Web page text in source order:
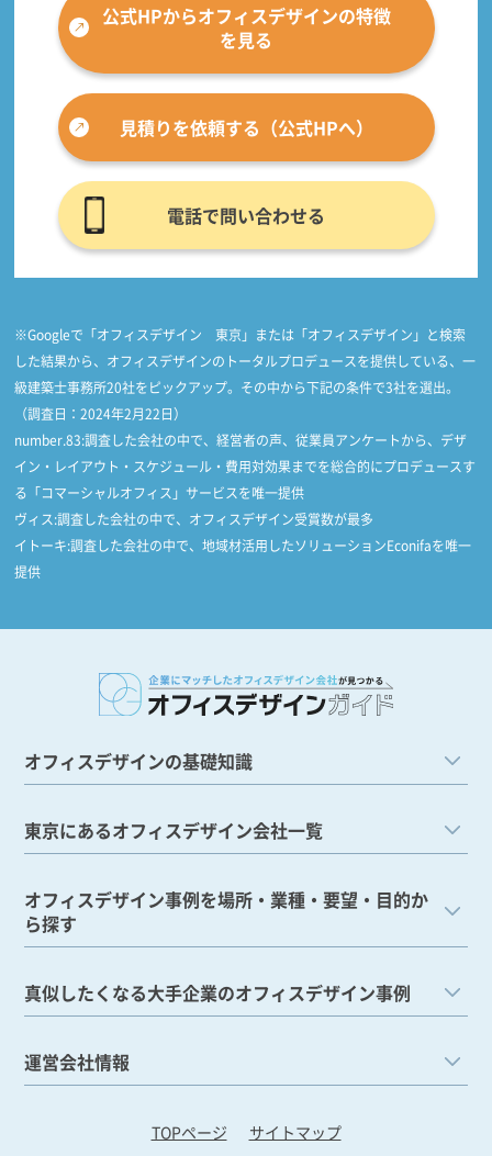
公式HPからオフィスデザインの特徴
を見る
見積りを依頼する（公式HPへ）
電話で問い合わせる
※Googleで「オフィスデザイン 東京」または「オフィスデザイン」と検索
した結果から、オフィスデザインのトータルプロデュースを提供している、一
級建築士事務所20社をピックアップ。その中から下記の条件で3社を選出。
（調査日：2024年2月22日）
number.83:調査した会社の中で、経営者の声、従業員アンケートから、デザ
イン・レイアウト・スケジュール・費用対効果までを総合的にプロデュースす
る「コマーシャルオフィス」サービスを唯一提供
ヴィス:調査した会社の中で、オフィスデザイン受賞数が最多
イトーキ:調査した会社の中で、地域材活用したソリューションEconifaを唯一
提供
オフィスデザインの基礎知識
東京にあるオフィスデザイン会社一覧
オフィスデザイン事例を場所・業種・要望・目的か
ら探す
真似したくなる大手企業のオフィスデザイン事例
運営会社情報
TOPページ サイトマップ